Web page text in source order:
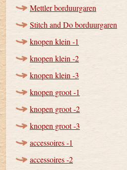
Mettler borduurgaren
Stitch and Do borduurgaren
knopen klein -1
knopen klein -2
knopen klein -3
knopen groot -1
knopen groot -2
knopen groot -3
accessoires -1
accessoires -2